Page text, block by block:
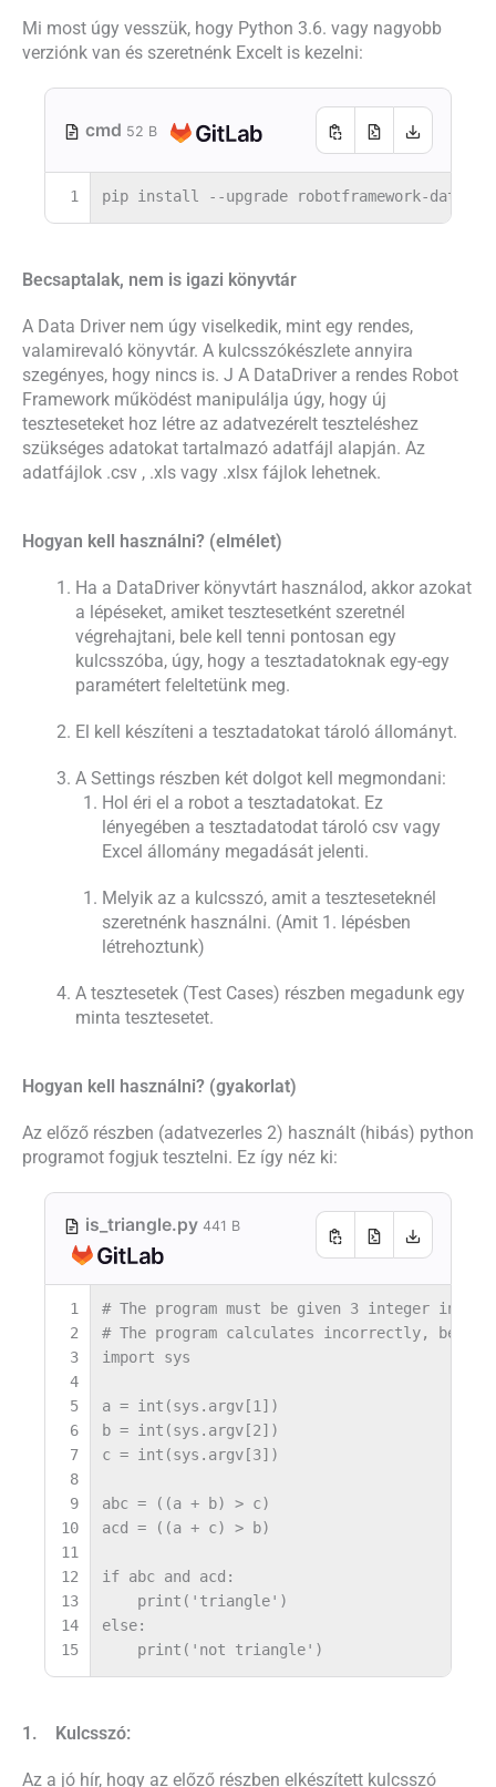
Mi most úgy vesszük, hogy Python 3.6. vagy nagyobb
verziónk van és szeretnénk Excelt is kezelni:
cmd 52 B
1 pip install --upgrade robotframework-
Becsaptalak, nem is igazi könyvtár
A Data Driver nem úgy viselkedik, mint egy rendes,
valamirevaló könyvtár. A kulcsszókészlete annyira
szegényes, hogy nincs is. J A DataDriver a rendes Robot
Framework működést manipulálja úgy, hogy új
teszteseteket hoz létre az adatvezérelt teszteléshez
szükséges adatokat tartalmazó adatfájl alapján. Az
adatfájlok .csv , .xls vagy .xlsx fájlok lehetnek.
Hogyan kell használni? (elmélet)
Ha a DataDriver könyvtárt használod, akkor azokat
a lépéseket, amiket tesztesetként szeretnél
végrehajtani, bele kell tenni pontosan egy
kulcsszóba, úgy, hogy a tesztadatoknak egy-egy
paramétert feleltetünk meg.
El kell készíteni a tesztadatokat tároló állományt.
A Settings részben két dolgot kell megmondani:
Hol éri el a robot a tesztadatokat. Ez
lényegében a tesztadatodat tároló csv vagy
Excel állomány megadását jelenti.
Melyik az a kulcsszó, amit a teszteseteknél
szeretnénk használni. (Amit 1. lépésben
létrehoztunk)
A tesztesetek (Test Cases) részben megadunk egy
minta tesztesetet.
Hogyan kell használni? (gyakorlat)
Az előző részben (adatvezerles 2) használt (hibás) python
programot fogjuk tesztelni. Ez így néz ki:
is_triangle.py 441 B
1
2
3
4
5
6
7
8
9
10
11
12
13
14
15
# The program must be given 3 integer
# The program calculates incorrectly,
import
sys
a = int (sys . argv[1 ])
b = int (sys . argv[2])
c = int (sys . argv[3])
abc = ((a + b) > c)
acd = ((a + c) > b)
if abc and acd :
print ( ' triangle' )
else:
print ( ' not triangle' )
1. Kulcsszó:
Az a jó hír, hogy az előző részben elkészített kulcsszó